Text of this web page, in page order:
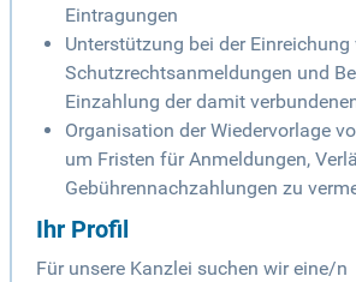
Eintragungen
Unterstützung bei der Einreichung
Schutzrechtsanmeldungen und
Einzahlung der damit
Organisation der Wiedervorlage
um Fristen für Anmeldungen,
Gebührennachzahlungen zu
Ihr Profil
Für unsere Kanzlei suchen wir eine/n